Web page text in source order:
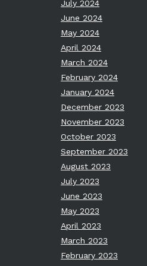
July 2024
June 2024
May 2024
April 2024
March 2024
February 2024
January 2024
December 2023
November 2023
October 2023
September 2023
August 2023
July 2023
June 2023
May 2023
April 2023
March 2023
February 2023